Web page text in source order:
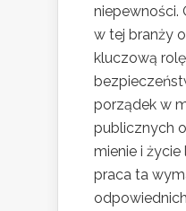
niepewności.
w tej branży
kluczową
porządek w
publicznych
mienie i życie
praca ta